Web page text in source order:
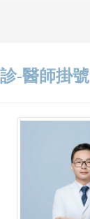
-醫師掛號